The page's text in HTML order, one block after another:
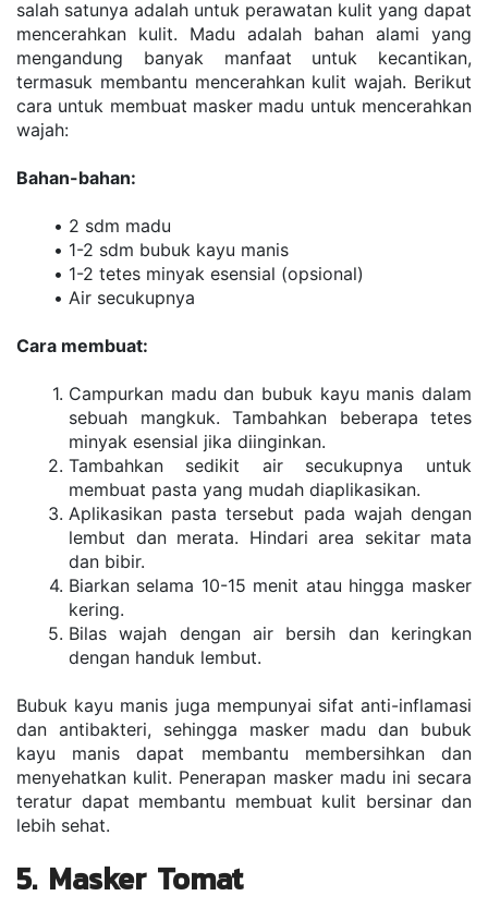
salah satunya adalah untuk perawatan kulit yang dapat
mencerahkan kulit. Madu adalah bahan alami yang
mengandung banyak manfaat untuk kecantikan,
termasuk membantu mencerahkan kulit wajah. Berikut
cara untuk membuat masker madu untuk mencerahkan
wajah:
Bahan-bahan:
2 sdm madu
1-2 sdm bubuk kayu manis
1-2 tetes minyak esensial (opsional)
Air secukupnya
Cara membuat:
Campurkan madu dan bubuk kayu manis dalam
sebuah mangkuk. Tambahkan beberapa tetes
minyak esensial jika diinginkan.
Tambahkan sedikit air secukupnya untuk
membuat pasta yang mudah diaplikasikan.
Aplikasikan pasta tersebut pada wajah dengan
lembut dan merata. Hindari area sekitar mata
dan bibir.
Biarkan selama 10-15 menit atau hingga masker
kering.
Bilas wajah dengan air bersih dan keringkan
dengan handuk lembut.
Bubuk kayu manis juga mempunyai sifat anti-inflamasi
dan antibakteri, sehingga masker madu dan bubuk
kayu manis dapat membantu membersihkan dan
menyehatkan kulit. Penerapan masker madu ini secara
teratur dapat membantu membuat kulit bersinar dan
lebih sehat.
5. Masker Tomat